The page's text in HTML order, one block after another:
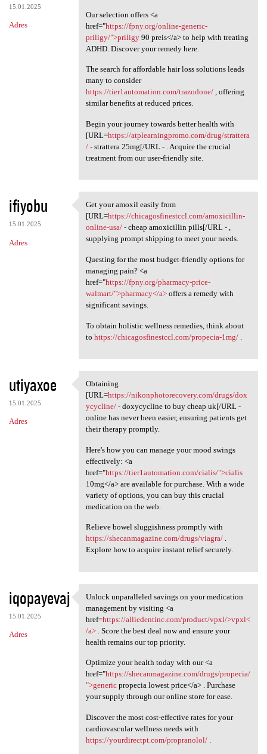
15.01.2025
Adres
Our selection offers <a
href="https://fpny.org/online-generic-
priligy/">priligy90 preis</a> to help with treating
ADHD. Discover your remedy here.
The search for affordable hair loss solutions leads
many to consider
https://tier1automation.com/trazodone/, offering
similar benefits at reduced prices.
Begin your journey towards better health with
[URL=https://atplearningpromo.com/drug/strattera
/- strattera 25mg[/URL - . Acquire the crucial
treatment from our user-friendly site.
ifiyobu
15.01.2025
Adres
Get your amoxil easily from
Get your amoxil easily from
[URL=https://chicagosfinestccl.com/amoxicillin-
online-usa/- cheap amoxicillin pills[/URL - ,
supplying prompt shipping to meet your needs.
Questing for the most budget-friendly options for
managing pain? <a
href="https://fpny.org/pharmacy-price-
walmart/">pharmacy</a>offers a remedy with
significant savings.
To obtain holistic wellness remedies, think about
to https://chicagosfinestccl.com/propecia-1mg/.
utiyaxoe
15.01.2025
Adres
Obtaining [URL=https:/
Obtaining
[URL=https://nikonphotorecovery.com/drugs/dox
ycycline/- doxycycline to buy cheap uk[/URL -
online has never been easier, ensuring patients get
their therapy promptly.
Here's how you can manage your mood swings
effectively: <a
href="https://tier1automation.com/cialis/">cialis
10mg</a> are available for purchase. With a wide
variety of options, you can buy this crucial
medication on the web.
Relieve bowel sluggishness promptly with
https://shecanmagazine.com/drugs/viagra/.
Explore how to acquire instant relief securely.
iqopayevaj
15.01.2025
Adres
Unlock unparalleled savings
Unlock unparalleled savings on your medication
management by visiting <a
href=https://alliedentinc.com/product/vpxl/>vpxl<
/a>. Score the best deal now and ensure your
health remains our top priority.
Optimize your health today with our <a
href="https://shecanmagazine.com/drugs/propecia/
">genericpropecia lowest price</a> . Purchase
your supply through our online store for ease.
Discover the most cost-effective rates for your
cardiovascular wellness needs with
https://yourdirectpt.com/propranolol/.